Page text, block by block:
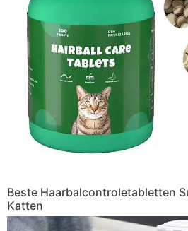
Beste Haarbalcontroletabletten
Katten